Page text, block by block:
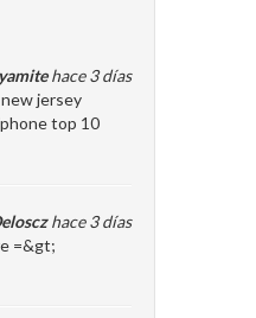
hace 3 días
jersey
top 10
hace 3 días
=&gt;